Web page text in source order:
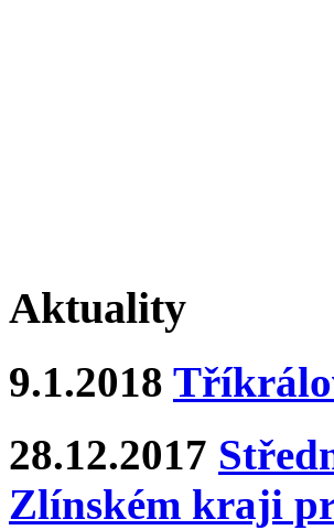
Aktuality
9.1.2018
28.12.2017
Zlínském kraji